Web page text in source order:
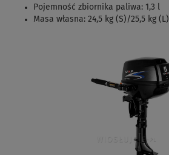
Pojemność zbiornika paliwa: 1,3 l
Masa własna: 24,5 kg (S)/25,5 kg (L)